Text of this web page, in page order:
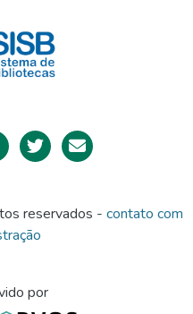
reservados - contato com
por